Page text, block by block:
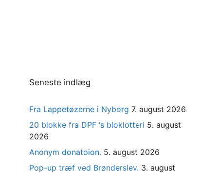
Seneste indlæg
Fra Lappetøzerne i Nyborg 7. august 2026
20 blokke fra DPF ‘s bloklotteri 5. august
2026
Anonym donatoion. 5. august 2026
Pop-up træf ved Brønderslev. 3. august